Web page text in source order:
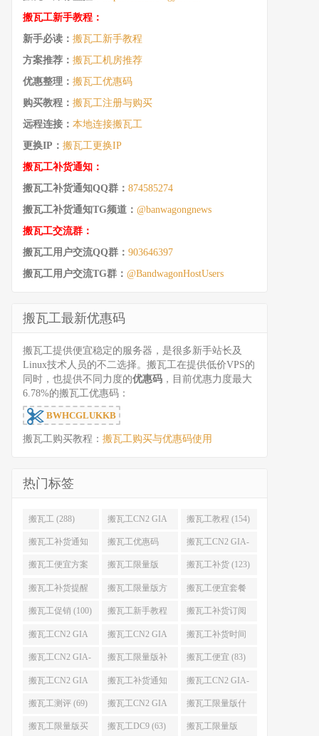
搬瓦工新手教程：
新手必读： 搬瓦工新手教程
方案推荐： 搬瓦工机房推荐
优惠整理： 搬瓦工优惠码
购买教程： 搬瓦工注册与购买
远程连接： 本地连接搬瓦工
更换IP： 搬瓦工更换IP
搬瓦工补货通知：
搬瓦工补货通知QQ群： 874585274
搬瓦工补货通知TG频道： @banwagongnews
搬瓦工交流群：
搬瓦工用户交流QQ群： 903646397
搬瓦工用户交流TG群： @BandwagonHostUsers
搬瓦工最新优惠码
搬瓦工提供便宜稳定的服务器，是很多新手站长及
Linux技术人员的不二选择。搬瓦工在提供低价VPS的
同时，也提供不同力度的优惠码 ，目前优惠力度最大
6.78%的搬瓦工优惠码：
BWHCGLUKKB
搬瓦工购买教程： 搬瓦工购买与优惠码使用
热门标签
搬瓦工 (288) 搬瓦工CN2 GIA
(176)
搬瓦工教程 (154)
搬瓦工补货通知
(132)
搬瓦工优惠码
(131)
搬瓦工CN2 GIA-
E (130)
搬瓦工便宜方案
(128)
搬瓦工限量版
(126)
搬瓦工补货 (123)
搬瓦工补货提醒
(106)
搬瓦工限量版方
案 (106)
搬瓦工便宜套餐
(103)
搬瓦工促销 (100) 搬瓦工新手教程
(98)
搬瓦工补货订阅
(98)
搬瓦工CN2 GIA
便宜方案 (92)
搬瓦工CN2 GIA
限量版 (90)
搬瓦工补货时间
(89)
搬瓦工CN2 GIA-
E限量版 (84)
搬瓦工限量版补
货 (84)
搬瓦工便宜 (83)
搬瓦工CN2 GIA
优惠 (82)
搬瓦工补货通知
QQ群 (76)
搬瓦工CN2 GIA-
E便宜套餐 (76)
搬瓦工测评 (69) 搬瓦工CN2 GIA
限量版补货 (67)
搬瓦工限量版什
么时候补货 (67)
搬瓦工限量版买 搬瓦工DC9 (63) 搬瓦工限量版